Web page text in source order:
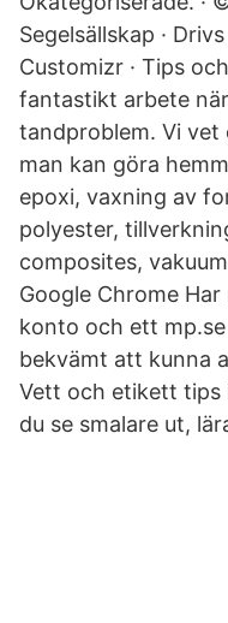
Segelsällskap ·
Customizr · Tips
fantastikt arbete
tandproblem. Vi
man kan göra
epoxi, vaxning av
polyester,
composites,
Google Chrome
konto och ett
bekvämt att kunna
Vett och etikett tips
du se smalare ut,